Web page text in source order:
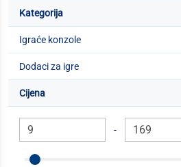
Kategorija
Igraće konzole
Dodaci za igre
Cijena
-